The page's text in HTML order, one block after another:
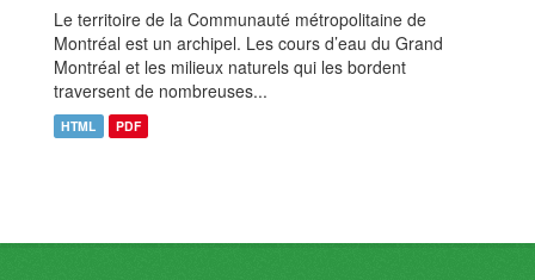
Le territoire de la Communauté métropolitaine de
Montréal est un archipel. Les cours d’eau du Grand
Montréal et les milieux naturels qui les bordent
traversent de nombreuses...
HTML PDF